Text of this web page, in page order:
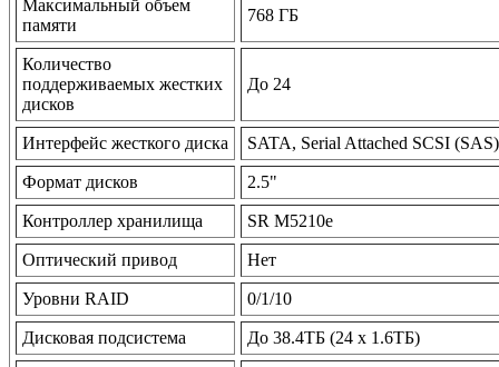
Максимальный объем
памяти
768 ГБ
Количество
поддерживаемых жестких
дисков
До 24
Интерфейс жесткого диска SATA, Serial Attached SCSI (SAS)
Формат дисков 2.5"
Контроллер хранилища SR M5210e
Оптический привод Нет
Уровни RAID 0/1/10
Дисковая подсистема До 38.4TБ (24 x 1.6TБ)